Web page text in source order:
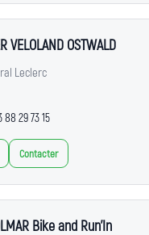
VELOLAND OSTWALD
Leclerc
88 29 73 15
Contacter
Bike and Run'In